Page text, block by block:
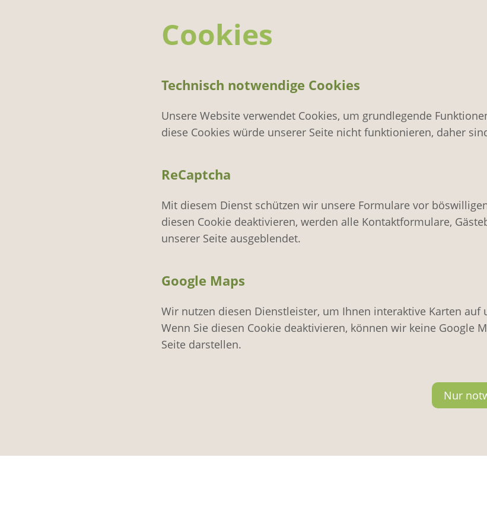
Cookies
Technisch notwendige Cookies
Unsere Website verwendet Cookies, um grundlegende
diese Cookies würde unserer Seite nicht funktionieren, daher
ReCaptcha
Mit diesem Dienst schützen wir unsere Formulare vor
diesen Cookie deaktivieren, werden alle Kontaktformulare,
unserer Seite ausgeblendet.
Google Maps
Wir nutzen diesen Dienstleister, um Ihnen interaktive Karten auf
Wenn Sie diesen Cookie deaktivieren, können wir keine Google
Seite darstellen.
Nur